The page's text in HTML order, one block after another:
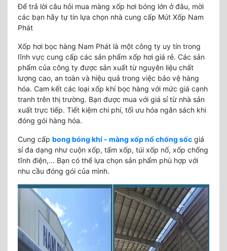
Để trả lời câu hỏi mua màng xốp hơi bóng lớn ở đâu, mời
các bạn hãy tự tin lựa chọn nhà cung cấp Mút Xốp Nam
Phát
Xốp hơi bọc hàng Nam Phát là một công ty uy tín trong
lĩnh vực cung cấp các sản phẩm xốp hơi giá rẻ. Các sản
phẩm của công ty được sản xuất từ nguyên liệu chất
lượng cao, an toàn và hiệu quả trong việc bảo vệ hàng
hóa. Cam kết các loại xốp khí bọc hàng với mức giá cạnh
tranh trên thị trường. Bạn được mua với giá sỉ từ nhà sản
xuất trực tiếp. Tiết kiệm chi phí, tối ưu hóa ngân sách khi
đóng gói hàng hóa.
Cung cấp bong bóng khí - màng xốp nổ chống sốc giá
sỉ đa dạng như cuộn xốp, tấm xốp, túi xốp nổ, xốp chống
tĩnh điện,... Bạn có thể lựa chọn sản phẩm phù hợp với
nhu cầu đóng gói của mình.